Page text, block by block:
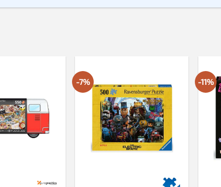
& Kleuter
-7% -11%